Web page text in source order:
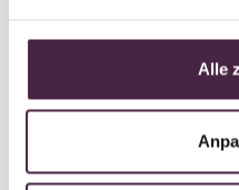
Alle
Do you need